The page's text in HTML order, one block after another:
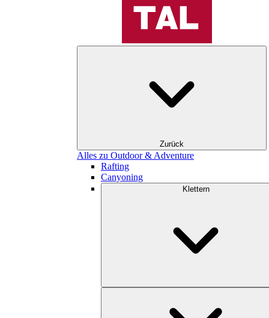
Zurück
Alles zu Outdoor & Adventure
Rafting
Canyoning
Klettern